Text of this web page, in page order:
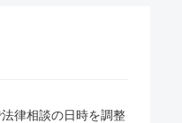
律相談の日時を調整